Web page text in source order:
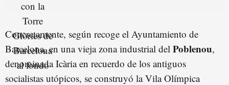
Concretamente, según recoge el Ayuntamiento de
Barcelona, en una vieja zona industrial del Poblenou,
denominada Icària en recuerdo de los antiguos
socialistas utópicos, se construyó la Vila Olímpica